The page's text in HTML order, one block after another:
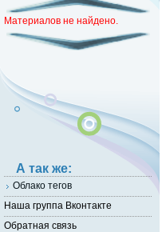
Материалов не найдено.
А так же:
Облако тегов
Наша группа Вконтакте
Обратная связь